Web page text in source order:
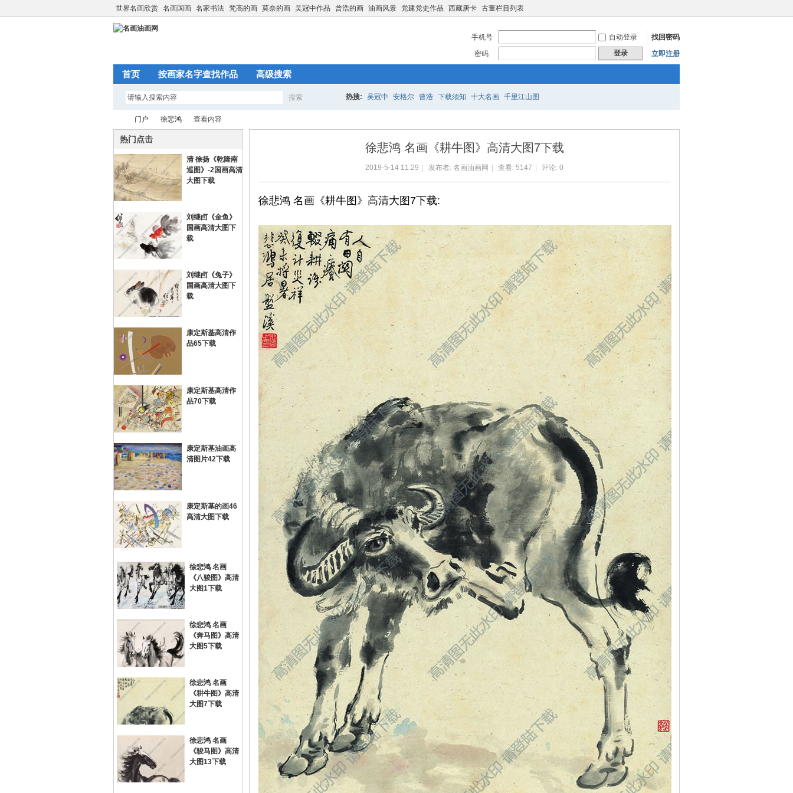
世界名画欣赏 名画国画 名家书法 梵高的画 莫奈的画 吴冠中作品 曾浩的画 油画风景 党建党史作品 西藏唐卡 古董栏目列表
手机号 自动登录
找回密码
密码
登录 立即注册
首页 按画家名字查找作品 高级搜索
搜索 热搜: 吴冠中 安格尔 曾浩 下载须知 十大名画 千里江山图
名
画
油
画
网
›
门户
›
徐悲鸿 查看内容
徐悲鸿 名画《耕牛图》高清大图7下载
2019-5-14 11:29 发布者: 名画油画网 查看: 5147 评论: 0
徐悲鸿 名画《耕牛图》高清大图7下载:
热门点击
清 徐扬《乾隆南
巡图》-2国画高清
大图下载
刘继卣《金鱼》
国画高清大图下
载
刘继卣《兔子》
国画高清大图下
载
康定斯基高清作
品65下载
康定斯基高清作
品70下载
康定斯基油画高
清图片42下载
康定斯基的画46
高清大图下载
徐悲鸿 名画
《八骏图》高清
大图1下载
徐悲鸿 名画
《奔马图》高清
大图5下载
徐悲鸿 名画
《耕牛图》高清
大图7下载
徐悲鸿 名画
《骏马图》高清
大图13下载